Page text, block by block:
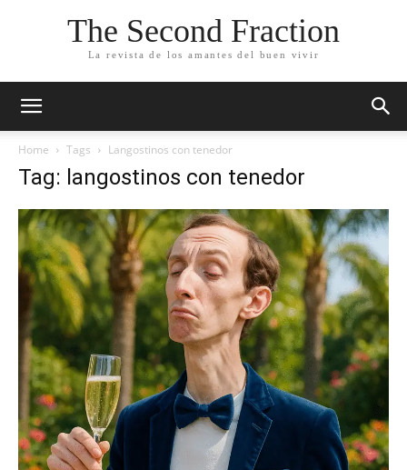
The Second Fraction
La revista de los amantes del buen vivir
Home Tags Langostinos con tenedor
Tag: langostinos con tenedor